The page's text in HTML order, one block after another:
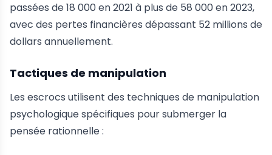
passées de 18 000 en 2021 à plus de 58 000 en 2023,
avec des pertes financières dépassant 52 millions de
dollars annuellement.
Tactiques de manipulation
Les escrocs utilisent des techniques de manipulation
psychologique spécifiques pour submerger la
pensée rationnelle :